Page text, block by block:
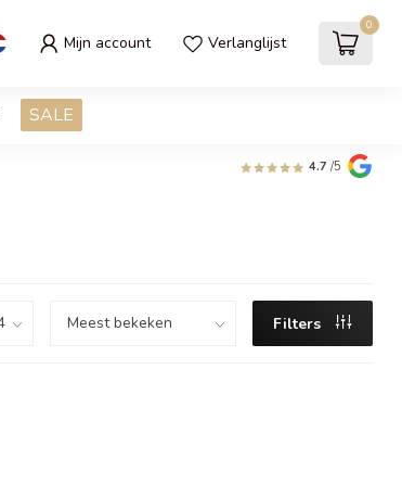
Mijn account Verlanglijst
0
SALE
4.7 /5
Filters